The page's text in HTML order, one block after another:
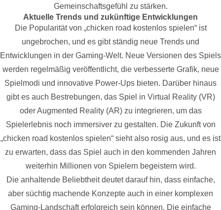
Gemeinschaftsgefühl zu stärken.
Aktuelle Trends und zukünftige Entwicklungen
Die Popularität von „chicken road kostenlos spielen“ ist
ungebrochen, und es gibt ständig neue Trends und
Entwicklungen in der Gaming-Welt. Neue Versionen des Spiels
werden regelmäßig veröffentlicht, die verbesserte Grafik, neue
Spielmodi und innovative Power-Ups bieten. Darüber hinaus
gibt es auch Bestrebungen, das Spiel in Virtual Reality (VR)
oder Augmented Reality (AR) zu integrieren, um das
Spielerlebnis noch immersiver zu gestalten. Die Zukunft von
„chicken road kostenlos spielen“ sieht also rosig aus, und es ist
zu erwarten, dass das Spiel auch in den kommenden Jahren
weiterhin Millionen von Spielern begeistern wird.
Die anhaltende Beliebtheit deutet darauf hin, dass einfache,
aber süchtig machende Konzepte auch in einer komplexen
Gaming-Landschaft erfolgreich sein können. Die einfache